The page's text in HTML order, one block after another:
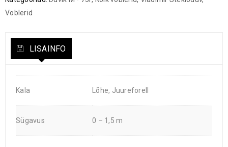
Voblerid
LISAINFO
Kala Lõhe, Juureforell
Sügavus 0 – 1,5 m